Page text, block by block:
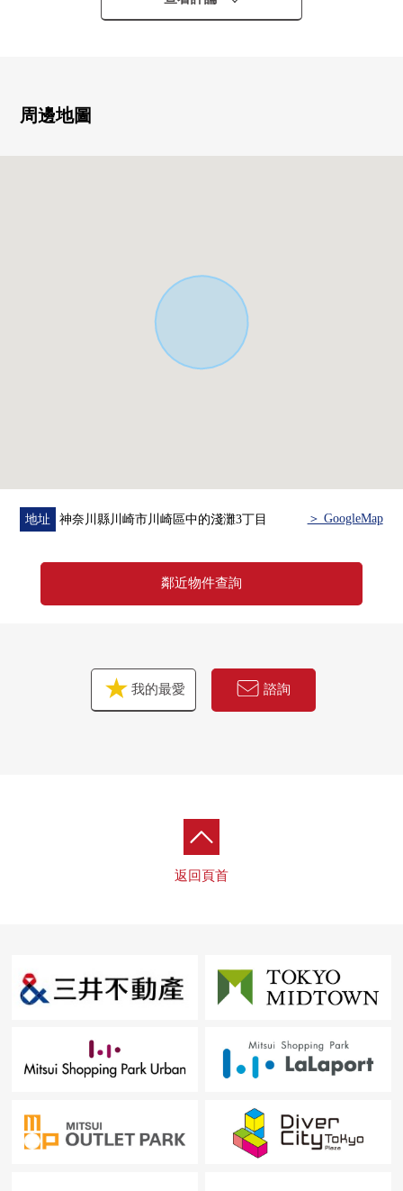
○ 鐵骨造陸地屋頂4階建
○ 地租：每月費用31,620日圆
周邊地圖
地址 神奈川縣川崎市川崎區中的淺灘3丁目 ＞ GoogleMap
鄰近物件查詢
我的最愛 諮詢
返回頁首